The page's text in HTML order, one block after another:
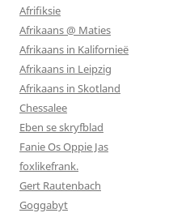
Afrifiksie
Afrikaans @ Maties
Afrikaans in Kalifornieë
Afrikaans in Leipzig
Afrikaans in Skotland
Chessalee
Eben se skryfblad
Fanie Os Oppie Jas
foxlikefrank.
Gert Rautenbach
Goggabyt